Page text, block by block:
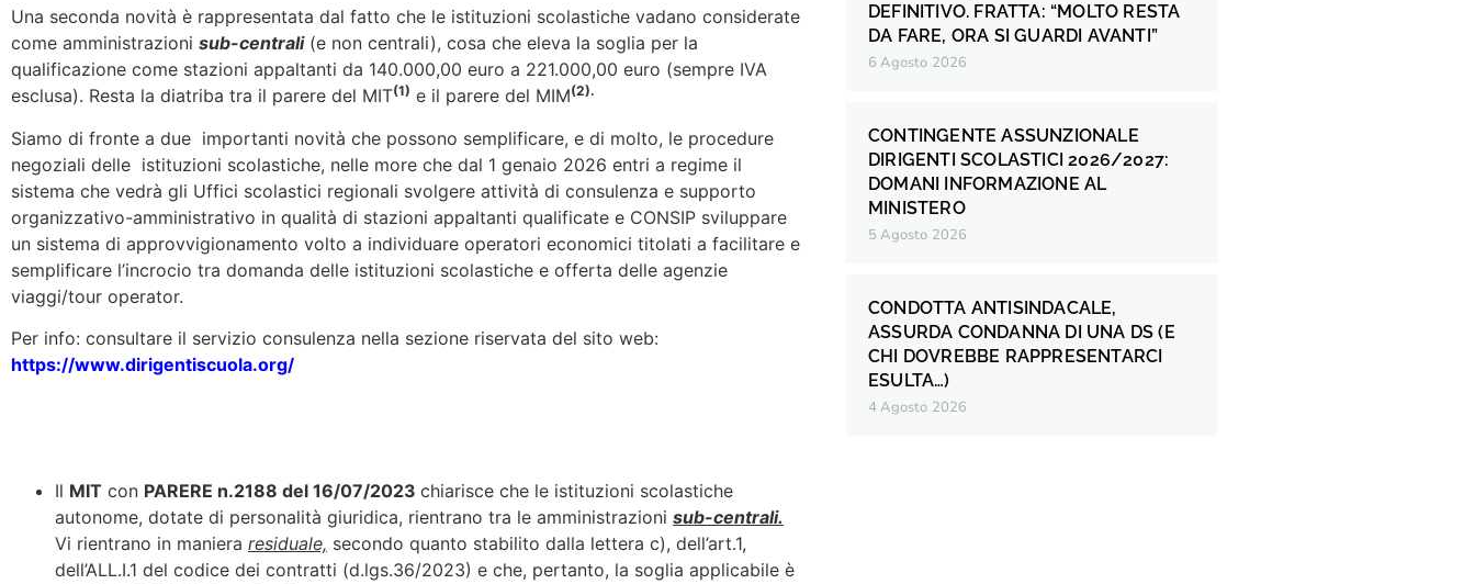
Una seconda novità è rappresentata dal fatto che le istituzioni scolastiche vadano considerate
come amministrazioni sub-centrali(e non centrali), cosa che eleva la soglia per la
qualificazione come stazioni appaltanti da 140.000,00 euro a 221.000,00 euro (sempre IVA
esclusa). Resta la diatriba tra il parere del MIT(1) e il parere del MIM(2).
Siamo di fronte a due importanti novità che possono semplificare, e di molto, le procedure
negoziali delle istituzioni scolastiche, nelle more che dal 1 genaio 2026 entri a regime il
sistema che vedrà gli Uffici scolastici regionali svolgere attività di consulenza e supporto
organizzativo-amministrativo in qualità di stazioni appaltanti qualificate e CONSIP sviluppare
un sistema di approvvigionamento volto a individuare operatori economici titolati a facilitare e
semplificare l’incrocio tra domanda delle istituzioni scolastiche e offerta delle agenzie
viaggi/tour operator.
Per info: consultare il servizio consulenza nella sezione riservata del sito web:
https://www.dirigentiscuola.org/
Il MIT con PARERE n.2188 del 16/07/2023 chiarisce che le istituzioni scolastiche
autonome, dotate di personalità giuridica, rientrano tra le amministrazioni sub-centrali.
Vi rientrano in maniera residuale, secondo quanto stabilito dalla lettera c), dell’art.1,
dell’ALL.I.1 del codice dei contratti (d.lgs.36/2023) e che, pertanto, la soglia applicabile è
DEFINITIVO. FRATTA: “MOLTO RESTA
DA FARE, ORA SI GUARDI AVANTI”
6 Agosto 2026
CONTINGENTE ASSUNZIONALE
DIRIGENTI SCOLASTICI 2026/2027:
DOMANI INFORMAZIONE AL
MINISTERO
5 Agosto 2026
CONDOTTA ANTISINDACALE,
ASSURDA CONDANNA DI UNA DS (E
CHI DOVREBBE RAPPRESENTARCI
ESULTA…)
4 Agosto 2026